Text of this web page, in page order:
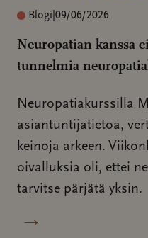
Blogi 09/06/2026
Neuropatian kanssa
tunnelmia
Neuropatiakurssilla
asiantuntijatietoa,
keinoja arkeen.
oivalluksia oli, ettei
tarvitse pärjätä yksin.
→